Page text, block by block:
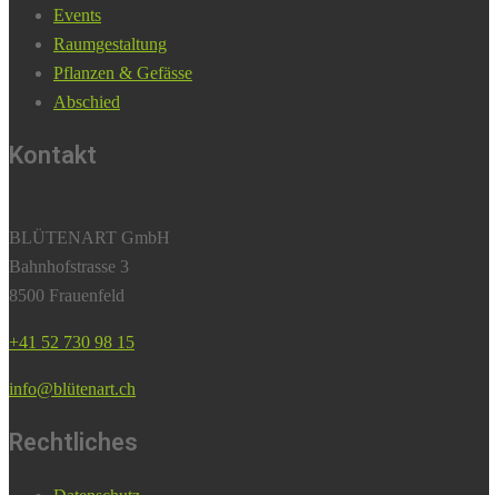
Events
Raumgestaltung
Pflanzen & Gefässe
Abschied
Kontakt
BLÜTENART GmbH
Bahnhofstrasse 3
8500 Frauenfeld
+41 52 730 98 15
info@blütenart.ch
Rechtliches